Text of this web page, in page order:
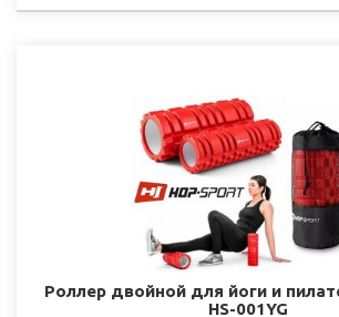
Роллер двойной для йоги и
HS-001YG